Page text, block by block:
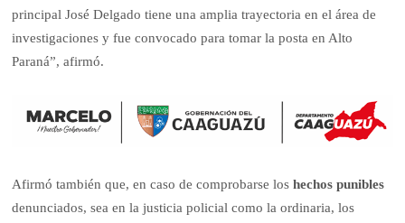
principal José Delgado tiene una amplia trayectoria en el área de
investigaciones y fue convocado para tomar la posta en Alto
Paraná”, afirmó.
Afirmó también que, en caso de comprobarse loshechos punibles
denunciados, sea en la justicia policial como la ordinaria, los